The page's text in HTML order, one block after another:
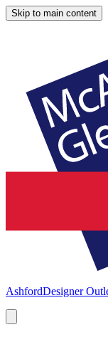
Skip to main content
AshfordDesigner